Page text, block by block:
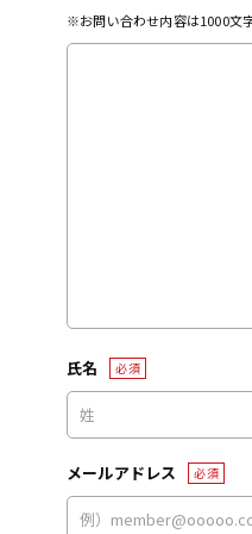
※お問い合わせ内容は1000文
氏名 必須
メールアドレス 必須